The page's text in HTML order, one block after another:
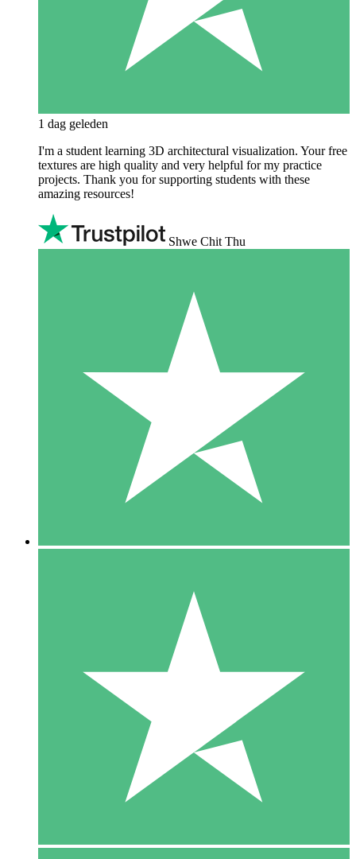
1 dag geleden
I'm a student learning 3D architectural visualization. Your free
textures are high quality and very helpful for my practice
projects. Thank you for supporting students with these
amazing resources!
Shwe Chit Thu